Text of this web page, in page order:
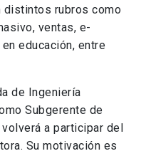
distintos rubros como
ventas, e-
educación, entre
de Ingeniería
Subgerente de
volverá a participar del
Su motivación es